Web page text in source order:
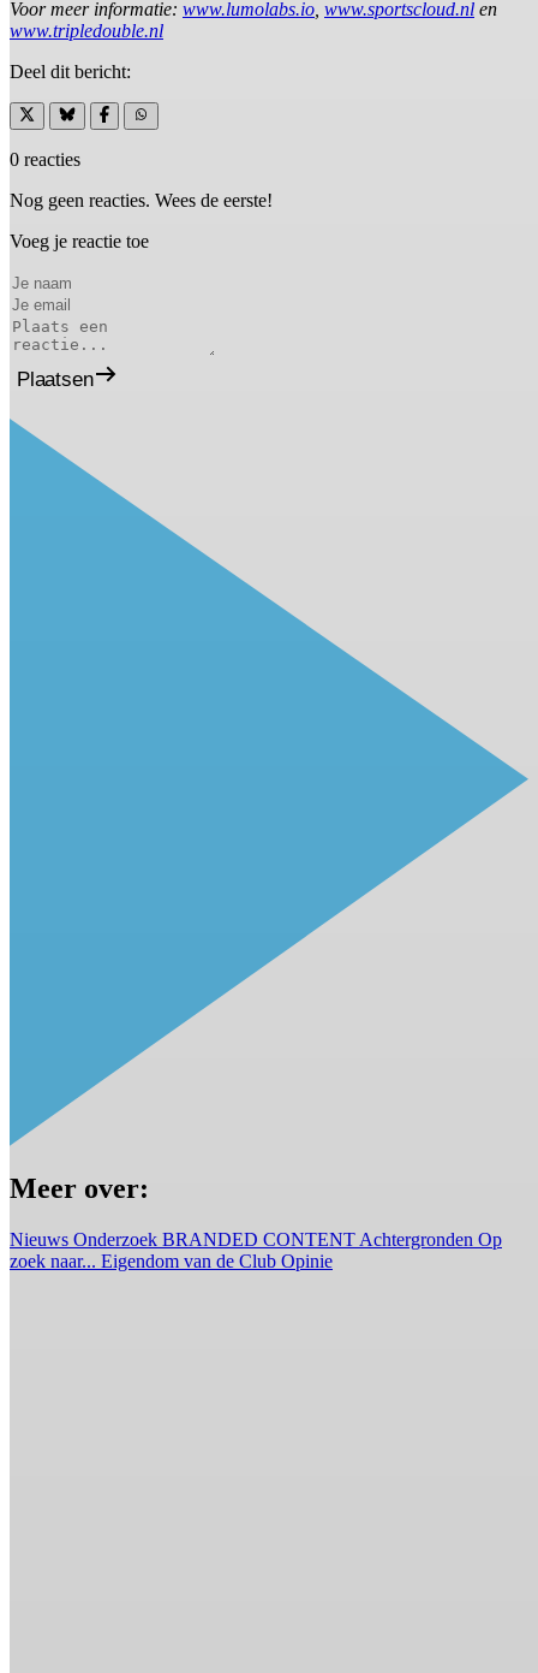
Voor meer informatie: www.lumolabs.io, www.sportscloud.nl en
www.tripledouble.nl
Deel dit bericht:
0 reacties
Nog geen reacties. Wees de eerste!
Voeg je reactie toe
Plaatsen
Meer over:
Nieuws Onderzoek BRANDED CONTENT Achtergronden Op
zoek naar... Eigendom van de Club Opinie